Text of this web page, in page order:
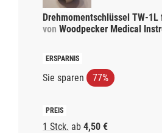
Drehmomentschlüssel TW-1L
von Woodpecker Medical
Sie sparen 77%
1 Stck. ab 4,50 €